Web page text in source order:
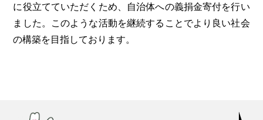
に役立てていただくため、自治体への義捐金寄付を行い
ました。このような活動を継続することでより良い社会
の構築を目指しております。